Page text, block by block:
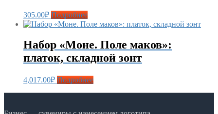
305.00₽ Подробнее
Набор «Моне. Поле маков»:
платок, складной зонт
4,017.00₽ Подробнее